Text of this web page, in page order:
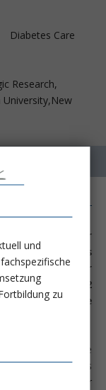
C, et al.
Research,
University,New
2012) von der
berichtet, dass
für Helicobacter
einen Typ 2
Personen, die
sehr spekulative
mittels
Studie blieb der
und
zu